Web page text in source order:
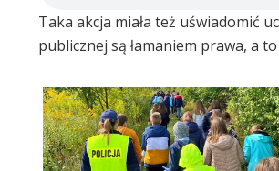
Taka akcja miała też uświadomić
publicznej są łamaniem prawa, a